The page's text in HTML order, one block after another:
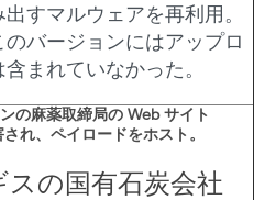
すマルウェアを再利用。
のバージョンにはアップロ
まれていなかった。
の麻薬取締局の Web サイト
れ、ペイロードをホスト。
スの国有石炭会社